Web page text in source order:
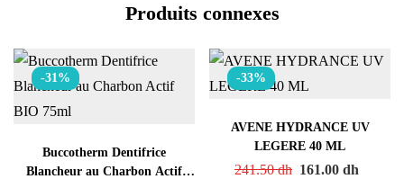
Produits connexes
-31%
Buccotherm Dentifrice
Blancheur au Charbon Actif
-33%
AVENE HYDRANCE UV
LEGERE 40 ML
241.50dh Original
161.00 dh